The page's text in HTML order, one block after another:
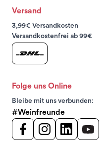
Versand
3,99€ Versandkosten
Versandkostenfrei ab 99€
Folge uns Online
Bleibe mit uns verbunden:
#Weinfreunde